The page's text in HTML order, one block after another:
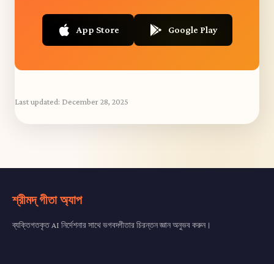
App Store Google Play
Last updated: December 28, 2025
শ্রীমদ্ গীতা অ্যাপ
ব্যক্তিগতকৃত AI নির্দেশনার সাথে ভগবদ্গীতার চিরন্তন জ্ঞান অনুভব করুন।